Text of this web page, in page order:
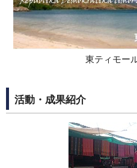
東ティモー
活動・成果紹介